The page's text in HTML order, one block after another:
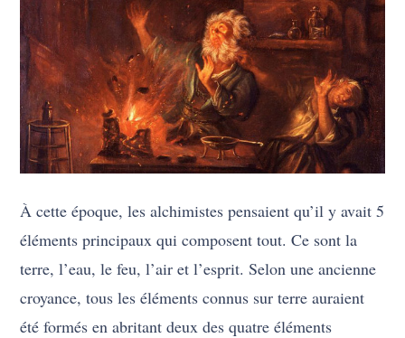
À cette époque, les alchimistes pensaient qu’il y avait 5
éléments principaux qui composent tout. Ce sont la
terre, l’eau, le feu, l’air et l’esprit. Selon une ancienne
croyance, tous les éléments connus sur terre auraient
été formés en abritant deux des quatre éléments